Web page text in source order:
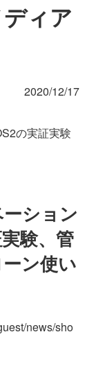
ンロード
ィア
2020/12/17
の実証実験
ション
験、管
ン使い
news/sho